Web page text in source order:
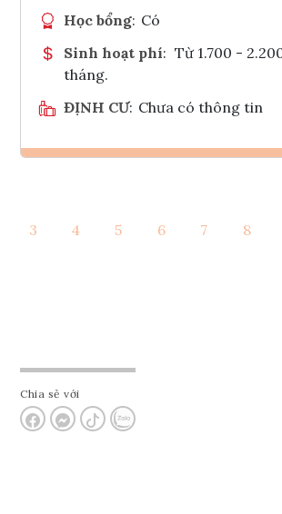
Học bổng: Có
Sinh hoạt phí: Từ 1.700 -
tháng.
ĐỊNH CƯ: Chưa có thông tin
Tham vấn Interlink
3 4 5 6 7 8
Chia sẻ với